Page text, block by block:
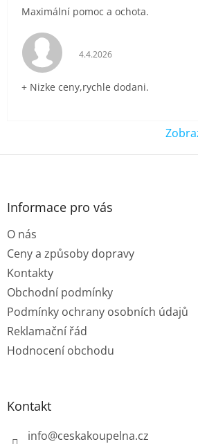
Maximální pomoc a ochota.
Hodnocení obchodu je 5 z
4.4.2026
+ Nizke ceny,rychle dodani.
Z
Informace pro vás
O nás
Ceny a způsoby dopravy
Kontakty
Obchodní podmínky
Podmínky ochrany osobních údajů
Reklamační řád
Hodnocení obchodu
Kontakt
info@ceskakoupelna.cz